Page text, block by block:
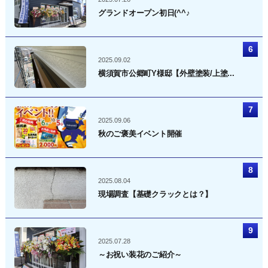
グランドオープン初日(^^♪
2025.09.02
横須賀市公郷町Y様邸【外壁塗装/上塗...
2025.09.06
秋のご褒美イベント開催
2025.08.04
現場調査【基礎クラックとは？】
2025.07.28
～お祝い装花のご紹介～